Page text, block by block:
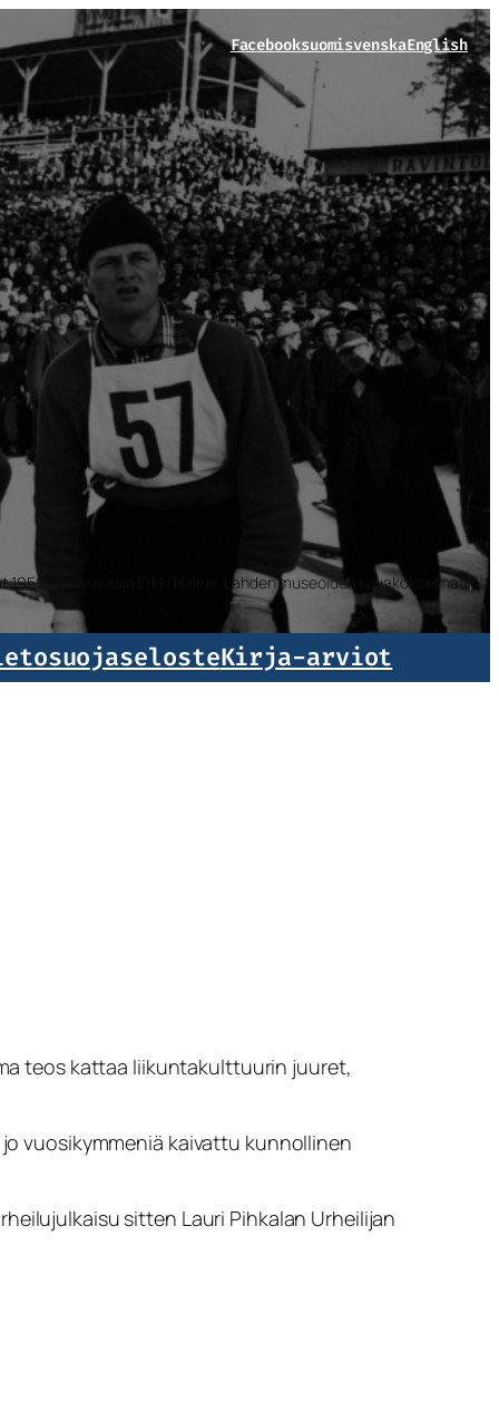
FacebooksuomisvenskaEnglish
Valokuvaaja Erkki Halme. Lahden museoiden kuvakokoelmat.
Kirja-arviot
teos kattaa liikuntakulttuurin juuret,
vuosikymmeniä kaivattu kunnollinen
sitten Lauri Pihkalan Urheilijan